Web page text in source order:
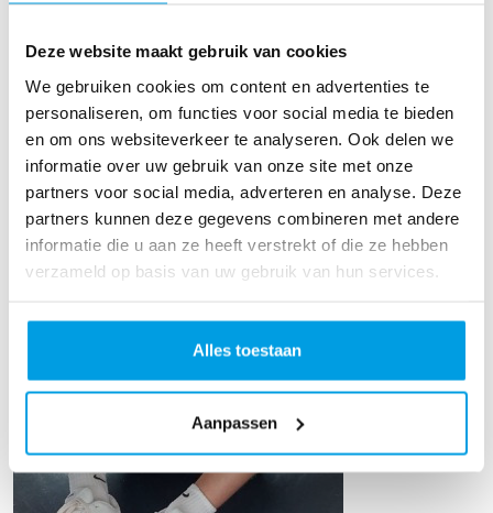
Deze website maakt gebruik van cookies
We gebruiken cookies om content en advertenties te
personaliseren, om functies voor social media te bieden
en om ons websiteverkeer te analyseren. Ook delen we
informatie over uw gebruik van onze site met onze
partners voor social media, adverteren en analyse. Deze
partners kunnen deze gegevens combineren met andere
informatie die u aan ze heeft verstrekt of die ze hebben
verzameld op basis van uw gebruik van hun services.
Alles toestaan
Aanpassen
Hedwig Bolt